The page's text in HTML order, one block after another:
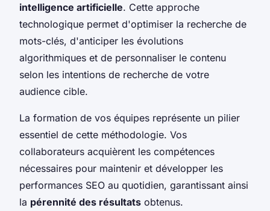
intelligence artificielle. Cette approche
technologique permet d'optimiser la recherche de
mots-clés, d'anticiper les évolutions
algorithmiques et de personnaliser le contenu
selon les intentions de recherche de votre
audience cible.
La formation de vos équipes représente un pilier
essentiel de cette méthodologie. Vos
collaborateurs acquièrent les compétences
nécessaires pour maintenir et développer les
performances SEO au quotidien, garantissant ainsi
la pérennité des résultats obtenus.